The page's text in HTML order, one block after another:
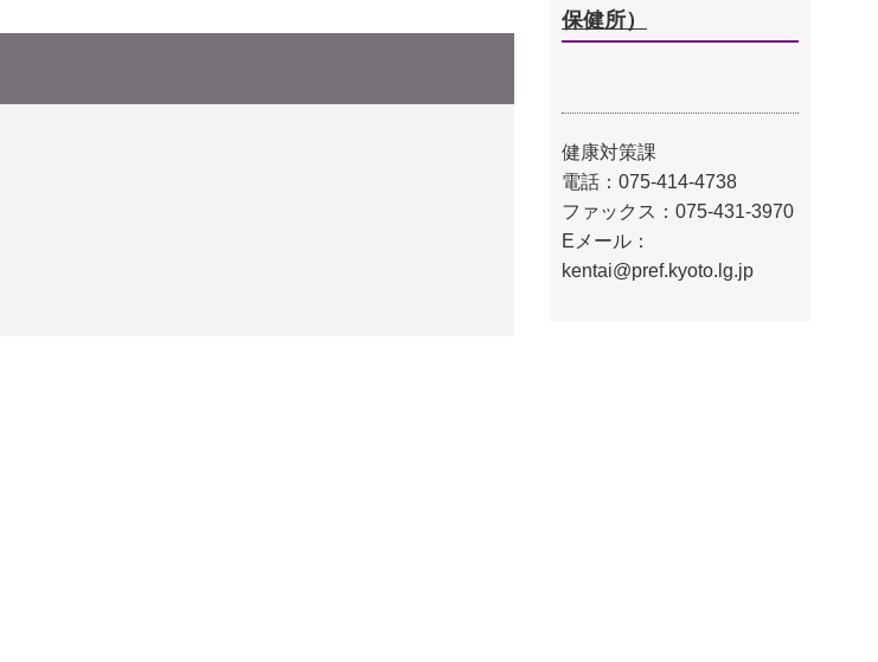
保健所）
健康対策課
電話：075-414-4738
ファックス：075-431-3970
Eメール：
kentai@pref.kyoto.lg.jp